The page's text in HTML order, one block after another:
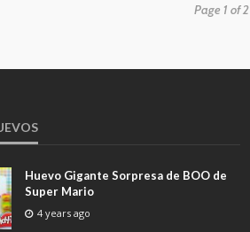
Page 1 of 2
Huevo Gigante Sorpresa de BOO de
Super Mario
4 years ago